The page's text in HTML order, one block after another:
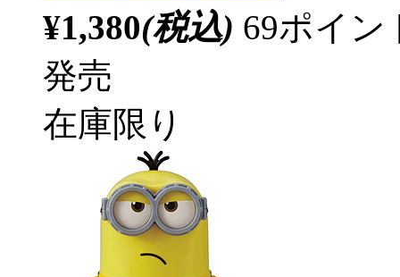
¥1,380(税込) 69ポイ
発売
在庫限り